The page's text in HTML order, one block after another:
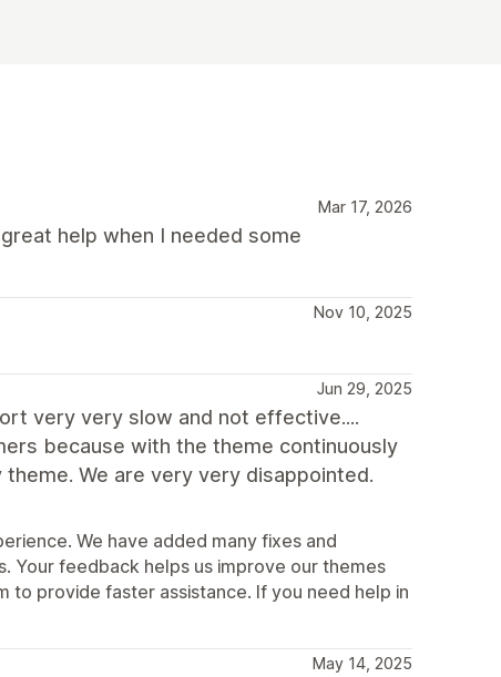
Mar 17, 2026
help when I needed some
Nov 10, 2025
Jun 29, 2025
very very slow and not effective....
because with the theme continuously
We are very very disappointed.
We have added many fixes and
Your feedback helps us improve our themes
provide faster assistance. If you need help in
May 14, 2025